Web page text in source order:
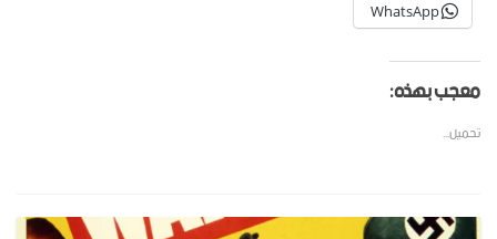
WhatsApp
معجب بهذه:
تحميل...